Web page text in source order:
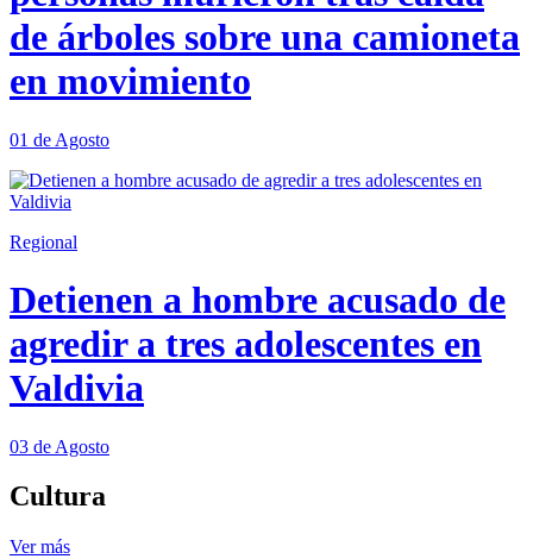
de árboles sobre una camioneta
en movimiento
01 de Agosto
Regional
Detienen a hombre acusado de
agredir a tres adolescentes en
Valdivia
03 de Agosto
Cultura
Ver más